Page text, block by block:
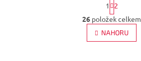
O
v
l
á
t
r
á
n
k
1
2
26 položek celkem
NAHORU